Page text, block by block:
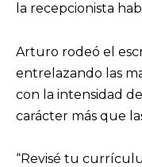
la recepcionista
Arturo rodeó el
entrelazando las
con la intensidad
carácter más que
“Revisé tu